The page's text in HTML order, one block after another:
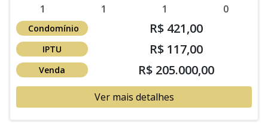
1 1 1 0
Condomínio R$ 421,00
IPTU R$ 117,00
Venda R$ 205.000,00
Ver mais detalhes